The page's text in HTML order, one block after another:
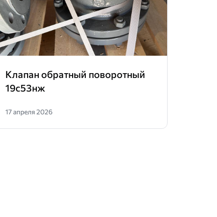
Клапан обратный поворотный
19с53нж
17 апреля 2026